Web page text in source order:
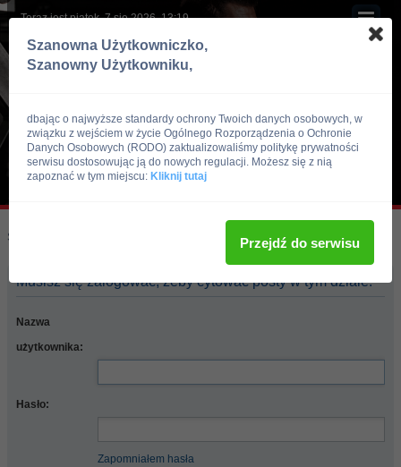
Teraz jest piątek, 7 sie 2026, 13:19
Skocz do:
Musisz się zalogować, żeby cytować posty w tym dziale.
Nazwa
użytkownika:
Hasło:
Zapomniałem hasła
Szanowna Użytkowniczko,
Szanowny Użytkowniku,
dbając o najwyższe standardy ochrony Twoich danych osobowych, w
związku z wejściem w życie Ogólnego Rozporządzenia o Ochronie
Danych Osobowych (RODO) zaktualizowaliśmy politykę prywatności
serwisu dostosowując ją do nowych regulacji. Możesz się z nią
zapoznać w tym miejscu: Kliknij tutaj
Przejdź do serwisu